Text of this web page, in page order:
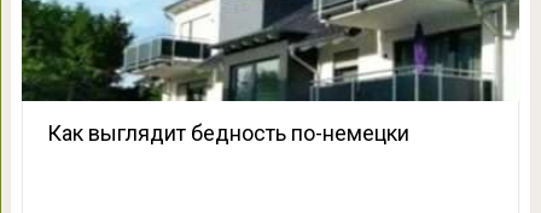
Как выглядит бедность по-немецки